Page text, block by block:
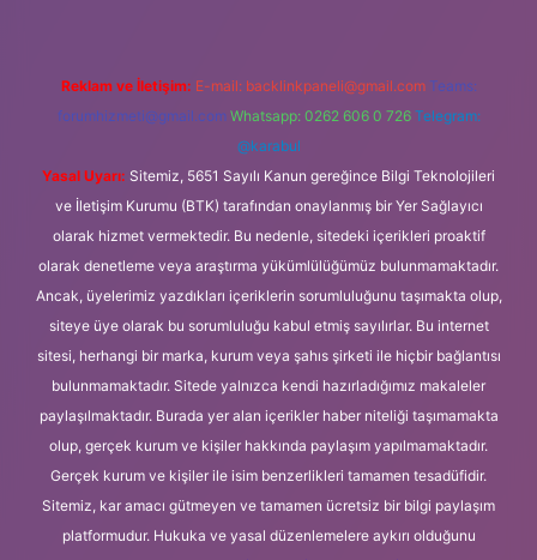
Reklam ve İletişim: E-mail: backlinkpaneli@gmail.com Teams:
forumhizmeti@gmail.com Whatsapp: 0262 606 0 726 Telegram:
@karabul
Yasal Uyarı: Sitemiz, 5651 Sayılı Kanun gereğince Bilgi Teknolojileri
ve İletişim Kurumu (BTK) tarafından onaylanmış bir Yer Sağlayıcı
olarak hizmet vermektedir. Bu nedenle, sitedeki içerikleri proaktif
olarak denetleme veya araştırma yükümlülüğümüz bulunmamaktadır.
Ancak, üyelerimiz yazdıkları içeriklerin sorumluluğunu taşımakta olup,
siteye üye olarak bu sorumluluğu kabul etmiş sayılırlar. Bu internet
sitesi, herhangi bir marka, kurum veya şahıs şirketi ile hiçbir bağlantısı
bulunmamaktadır. Sitede yalnızca kendi hazırladığımız makaleler
paylaşılmaktadır. Burada yer alan içerikler haber niteliği taşımamakta
olup, gerçek kurum ve kişiler hakkında paylaşım yapılmamaktadır.
Gerçek kurum ve kişiler ile isim benzerlikleri tamamen tesadüfidir.
Sitemiz, kar amacı gütmeyen ve tamamen ücretsiz bir bilgi paylaşım
platformudur. Hukuka ve yasal düzenlemelere aykırı olduğunu